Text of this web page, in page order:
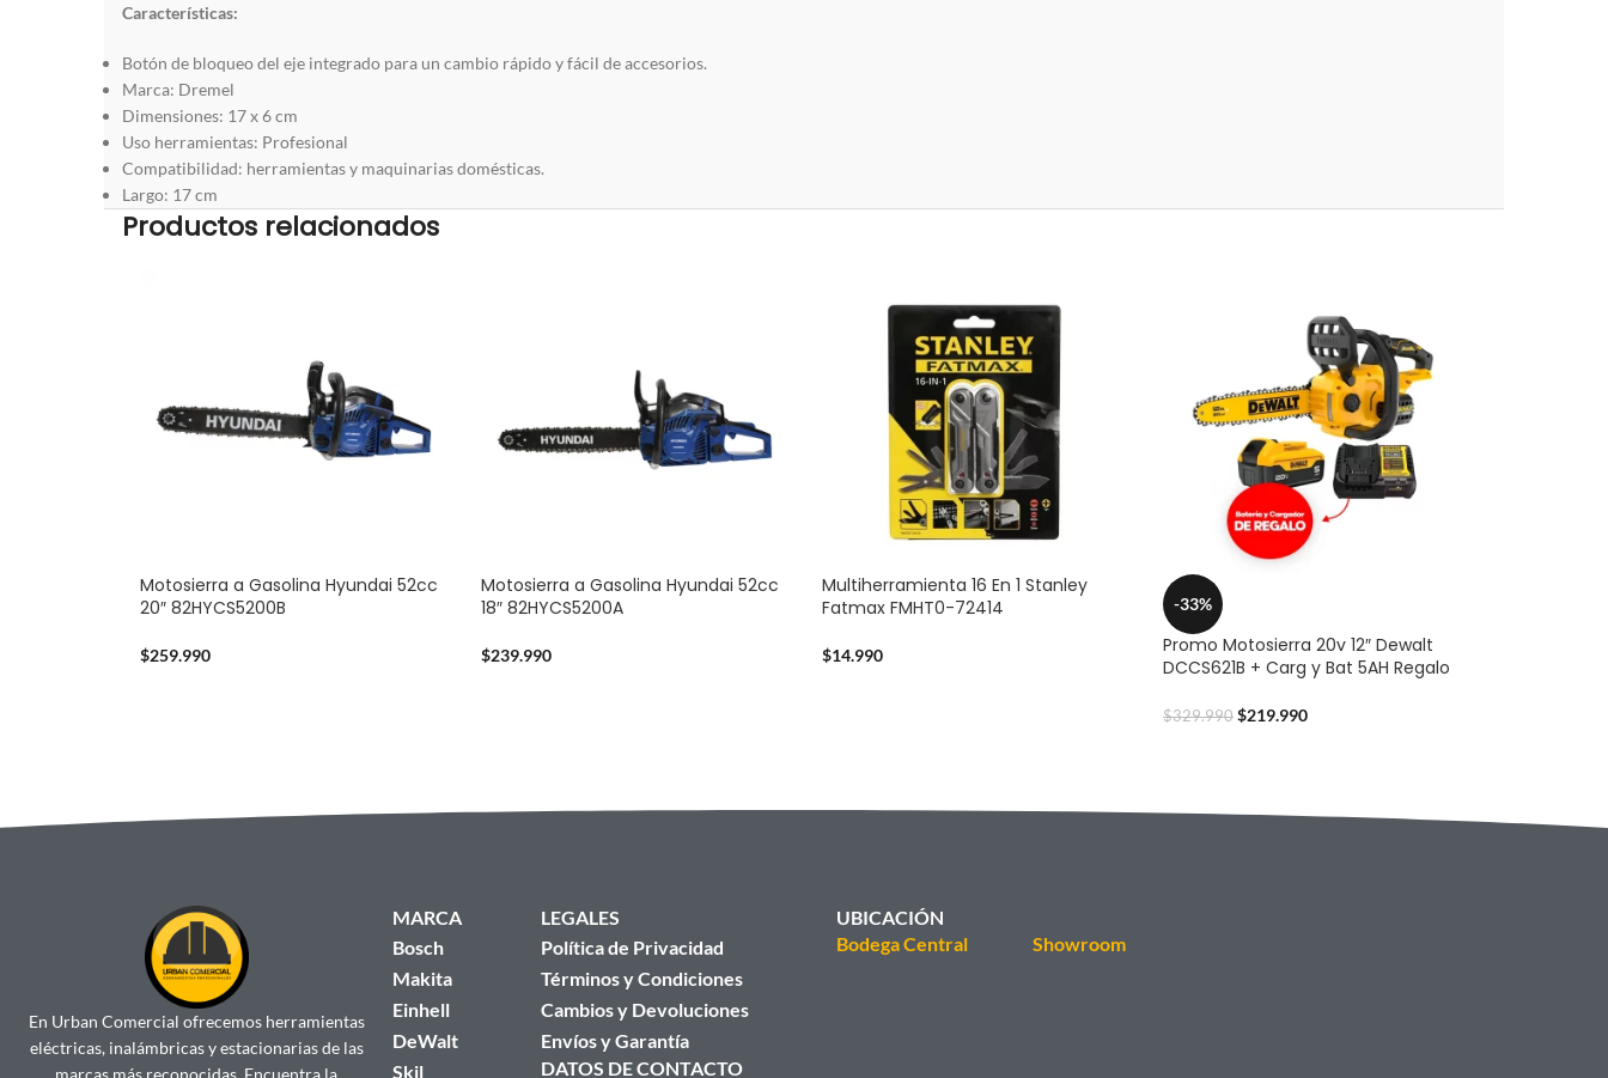
Características:
Botón de bloqueo del eje integrado para un cambio rápido y fácil de accesorios.
Marca: Dremel
Dimensiones: 17 x 6 cm
Uso herramientas: Profesional
Compatibilidad: herramientas y maquinarias domésticas.
Largo: 17 cm
Productos relacionados
Motosierra a Gasolina Hyundai 52cc
20″ 82HYCS5200B
$259.990
Motosierra a Gasolina Hyundai 52cc
18″ 82HYCS5200A
$239.990
Multiherramienta 16 En 1 Stanley
Fatmax FMHT0-72414
$14.990
-33%
Promo Motosierra 20v 12″ Dewalt
DCCS621B + Carg y Bat 5AH Regalo
$329.990 $219.990
En Urban Comercial ofrecemos herramientas
eléctricas, inalámbricas y estacionarias de las
MARCA
Bosch
Makita
Einhell
DeWalt
Skil
LEGALES
Política de Privacidad
Términos y Condiciones
Cambios y Devoluciones
Envíos y Garantía
DATOS DE CONTACTO
UBICACIÓN
Bodega Central
Showroom